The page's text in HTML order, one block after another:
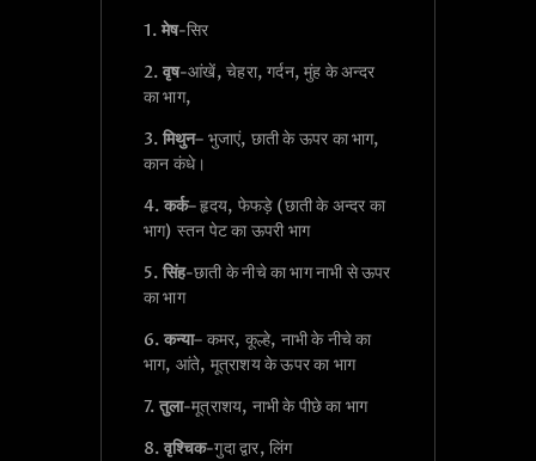
1. मेष-सिर
2. वृष-आंखें, चेहरा, गर्दन, मुंह के अन्दर
का भाग,
3. मिथुन– भुजाएं, छाती के ऊपर का भाग,
कान कंधे।
4. कर्क– हृदय, फेफड़े (छाती के अन्दर का
भाग) स्तन पेट का ऊपरी भाग
5. सिंह-छाती के नीचे का भाग नाभी से ऊपर
का भाग
6. कन्या– कमर, कूल्हे, नाभी के नीचे का
भाग, आंते, मूत्राशय के ऊपर का भाग
7. तुला-मूत्राशय, नाभी के पीछे का भाग
8. वृश्चिक-गुदा द्वार, लिंग